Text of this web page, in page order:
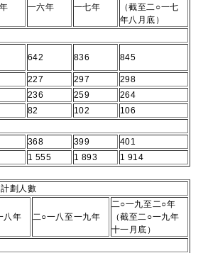
一六年
一七年
（截至二○一七
年八月底）
642 836 845
227 297
298
236 259
264
82 102
106
368 399
401
1 555 1 893 1 914
劃人數
八年 二○一八至一九年
二○一九至二○年
（截至二○一九年
十一月底）